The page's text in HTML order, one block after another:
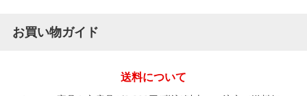
お買い物ガイド
送料について